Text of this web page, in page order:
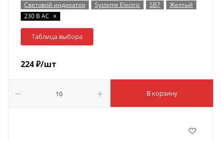
Световой индикатор Systeme Electric SB7
Желтый
230 В AC x
Таблица выбора
224₽/шт
В корзину